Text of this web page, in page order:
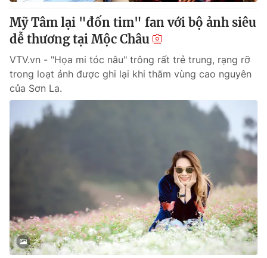
Mỹ Tâm lại "đốn tim" fan với bộ ảnh siêu
dễ thương tại Mộc Châu
VTV.vn - "Họa mi tóc nâu" trông rất trẻ trung, rạng rỡ
trong loạt ảnh được ghi lại khi thăm vùng cao nguyên
của Sơn La.